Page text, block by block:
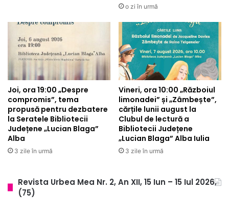
o zi în urmă
Joi, ora 19:00 „Despre
compromis”, tema
propusă pentru dezbatere
la Seratele Bibliotecii
Județene „Lucian Blaga”
Alba
3 zile în urmă
Vineri, ora 10:00 „Războiul
limonadei” și „Zâmbește”,
cărțile lunii august la
Clubul de lectură a
Bibliotecii Județene
„Lucian Blaga” Alba Iulia
3 zile în urmă
Revista Urbea Mea Nr. 2, An XII, 15 Iun – 15 Iul 2026,
(75)